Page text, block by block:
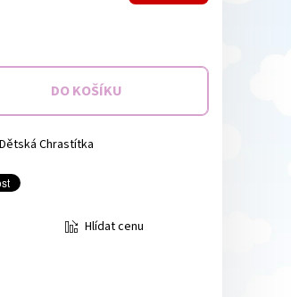
Dětská Chrastítka
Hlídat cenu